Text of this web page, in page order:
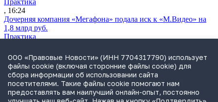
, 16:24
Дочерняя компания «Мегафона» подала иск к «М.Видео» на
1,8 млрд руб.
Практика
СИП проверит отмену патента на систему управления
устройствами после возражений «Яндекса»
Практика
, 15:17
Суды 10 стран рассматривают иски российской «дочки»
Google о возврате дивидендов
ООО «Правовые Новости» (ИНН 7704317790) использует
файлы cookie (включая сторонние файлы cookie) для
сбора информации об использовании сайта
посетителями. Такие файлы cookie помогают нам
предоставлять вам наилучший онлайн-опыт, постоянно